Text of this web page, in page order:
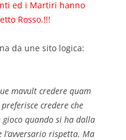
ed i Martiri hanno
Rosso.!!!
da une sito logica:
mavult credere quam
credere che
quando si ha dalla
rispetta. Ma